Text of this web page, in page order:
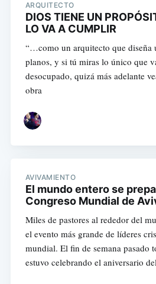
ARQUITECTO
DIOS TIENE UN
LO VA A CUMPLIR
“…como un arquitecto que diseña
planos, y si tú miras lo único que
desocupado, quizá más adelante
obra
AVIVAMIENTO
El mundo entero se
Congreso Mundial de
Miles de pastores al rededor del
el evento más grande de líderes
mundial. El fin de semana pasado
estuvo celebrando el aniversario